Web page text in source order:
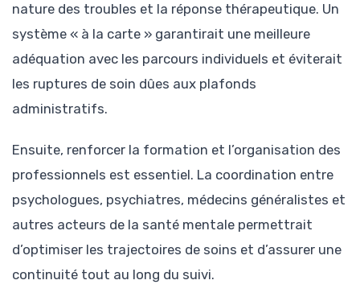
nature des troubles et la réponse thérapeutique. Un
système « à la carte » garantirait une meilleure
adéquation avec les parcours individuels et éviterait
les ruptures de soin dûes aux plafonds
administratifs.
Ensuite, renforcer la formation et l’organisation des
professionnels est essentiel. La coordination entre
psychologues, psychiatres, médecins généralistes et
autres acteurs de la santé mentale permettrait
d’optimiser les trajectoires de soins et d’assurer une
continuité tout au long du suivi.